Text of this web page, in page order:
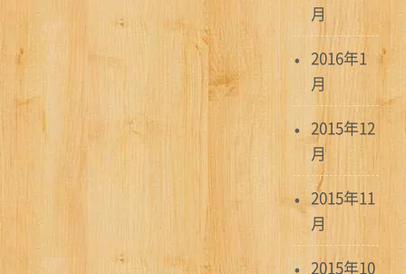
月
2016年1
月
2015年12
月
2015年11
月
2015年10